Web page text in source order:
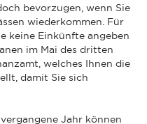
bevorzugen, wenn Sie
wiederkommen. Für
keine Einkünfte angeben
im Mai des dritten
welches Ihnen die
damit Sie sich
Jahr können